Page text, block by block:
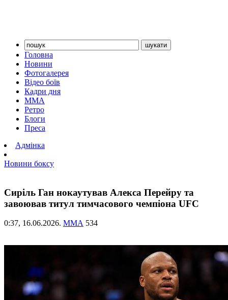
Головна
Новини
Фотогалерея
Відео боїв
Кадри дня
ММА
Ретро
Блоги
Преса
Адмінка
Новини боксу
Сиріль Ган нокаутував Алекса Перейру та
завоював титул тимчасового чемпіона UFC
0:37, 16.06.2026. ММА 534